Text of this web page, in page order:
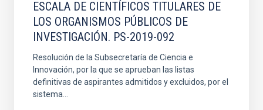
ESCALA DE CIENTÍFICOS TITULARES DE
LOS ORGANISMOS PÚBLICOS DE
INVESTIGACIÓN. PS-2019-092
Resolución de la Subsecretaría de Ciencia e
Innovación, por la que se aprueban las listas
definitivas de aspirantes admitidos y excluidos, por el
sistema...